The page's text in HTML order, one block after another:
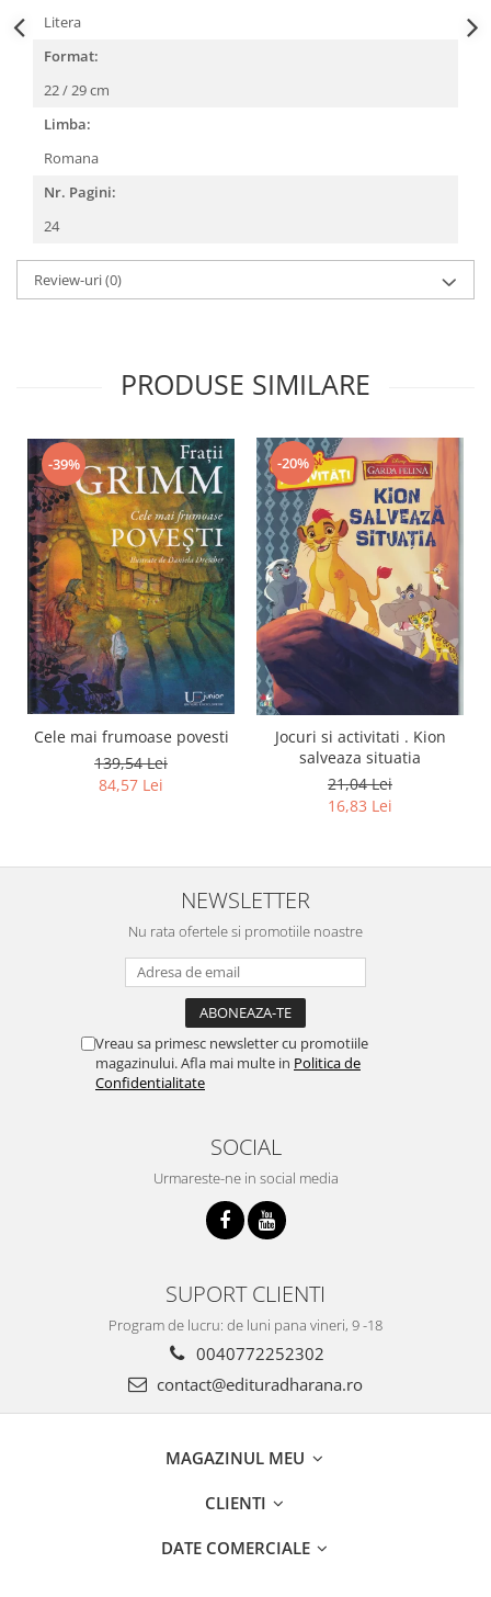
Litera
Format:
22 / 29 cm
Limba:
Romana
Nr. Pagini:
24
Review-uri(0)
PRODUSE SIMILARE
-39%
Cele mai frumoase povesti
139,54 Lei
84,57 Lei
-20%
Jocuri si activitati . Kion
salveaza situatia
21,04 Lei
16,83 Lei
NEWSLETTER
Nu rata ofertele si promotiile noastre
Vreau sa primesc newsletter cu promotiile
magazinului. Afla mai multe in Politica de
Confidentialitate
SOCIAL
Urmareste-ne in social media
SUPORT CLIENTI
Program de lucru: de luni pana vineri, 9 -18
0040772252302
contact@edituradharana.ro
MAGAZINUL MEU
CLIENTI
DATE COMERCIALE